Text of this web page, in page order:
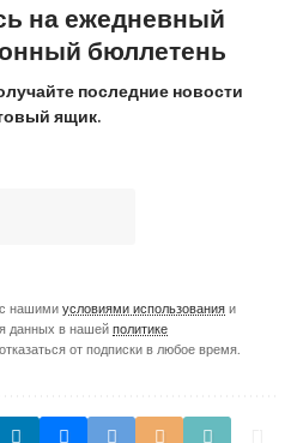
на ежедневный
бюллетень
последние новости
ящик.
нашими условиями использования и
данных в нашей политике
от подписки в любое время.